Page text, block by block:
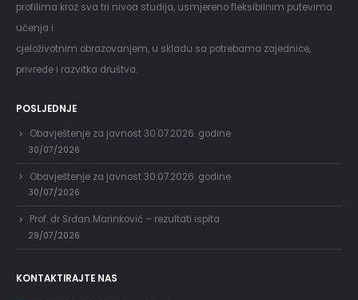
profilima kroz sva tri nivoa studija, usmjereno fleksibilnim putevima
učenja i
cjeloživotnim obrazovanjem, u skladu sa potrebama zajednice,
privrede i razvitka društva.
POSLJEDNJE
Obavještenje za javnost 30.07.2026. godine
30/07/2026
Obavještenje za javnost 30.07.2026. godine
30/07/2026
Prof. dr Srđan Marinković – rezultati ispita
29/07/2026
KONTAKTIRAJTE NAS